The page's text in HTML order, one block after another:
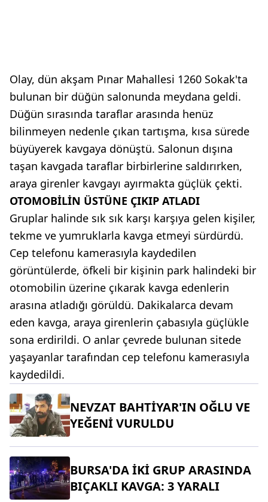
Olay, dün akşam Pınar Mahallesi 1260 Sokak'ta
bulunan bir düğün salonunda meydana geldi.
Düğün sırasında taraflar arasında henüz
bilinmeyen nedenle çıkan tartışma, kısa sürede
büyüyerek kavgaya dönüştü. Salonun dışına
taşan kavgada taraflar birbirlerine saldırırken,
araya girenler kavgayı ayırmakta güçlük çekti.
OTOMOBİLİN ÜSTÜNE ÇIKIP ATLADI
Gruplar halinde sık sık karşı karşıya gelen kişiler,
tekme ve yumruklarla kavga etmeyi sürdürdü.
Cep telefonu kamerasıyla kaydedilen
görüntülerde, öfkeli bir kişinin park halindeki bir
otomobilin üzerine çıkarak kavga edenlerin
arasına atladığı görüldü. Dakikalarca devam
eden kavga, araya girenlerin çabasıyla güçlükle
sona erdirildi. O anlar çevrede bulunan sitede
yaşayanlar tarafından cep telefonu kamerasıyla
kaydedildi.
NEVZAT BAHTİYAR'IN OĞLU VE
YEĞENİ VURULDU
BURSA'DA İKİ GRUP ARASINDA
BIÇAKLI KAVGA: 3 YARALI